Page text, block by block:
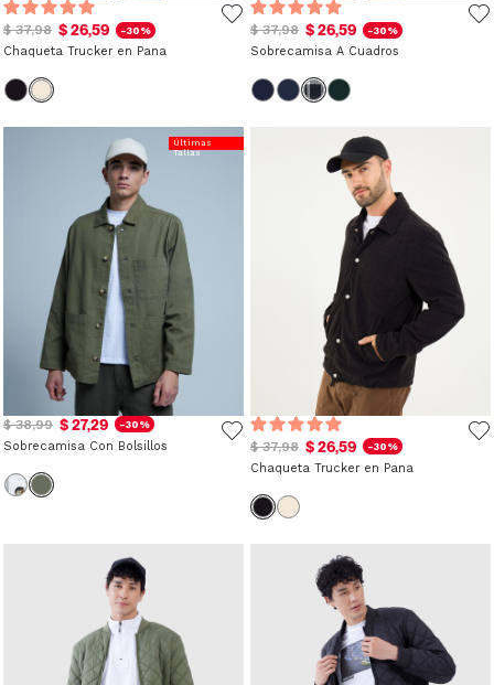
$ 37,98 $ 26,59 -30%
Chaqueta Trucker en Pana
$ 37,98 $ 26,59 -30%
Sobrecamisa A Cuadros
Últimas
Tallas
$ 38,99 $ 27,29 -30%
Sobrecamisa Con Bolsillos $ 37,98 $ 26,59 -30%
Chaqueta Trucker en Pana